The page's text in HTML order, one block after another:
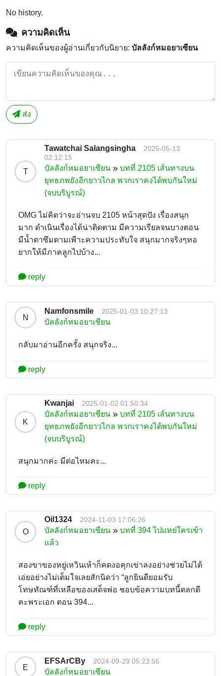
No history.
ความคิดเห็น
ความคิดเห็นของผู้อ่านเกี่ยวกับนิยาย: บัลลังก์หมอยาเซียน
ส่ง
T
Tawatchai Salangsingha
2025-05-13
02:12:15
บัลลังก์หมอยาเซียน
บทที่ 2105 เส้นทางบน
ยุทธภพยังอีกยาวไกล พวกเราคงได้พบกันใหม่
(จบบริบูรณ์)
OMG ไม่คิดว่าจะอ่านจบ 2105 หน้าสุดปัง เรื่องสนุก
มาก ดำเนินเรื่องได้น่าติดตาม มีความเรียลจนบางตอน
มีน้ำตาซึมตามเพีาะความประทับใจ สนุกมากจริงๆทอ
ยากให้มีภาคลูกไปบ้าง...
reply
N
Namfonsmile 2025-01-03 10:27:13
บัลลังก์หมอยาเซียน
กลับมาอ่านอีกครั้ง สนุกจริง...
reply
K
Kwanjai 2025-01-02 01:50:34
บัลลังก์หมอยาเซียน
บทที่ 2105 เส้นทางบน
ยุทธภพยังอีกยาวไกล พวกเราคงได้พบกันใหม่
(จบบริบูรณ์)
สนุกมากค่ะ มีต่อไหมคะ...
reply
O
Oil1324 2024-11-03 17:06:26
บัลลังก์หมอยาเซียน
บทที่ 394 ไปแหย่ใครเข้า
แล้ว
สองขาของหยู่เหวินเห้าก็คดงอคุกเข่าลงอย่างช่วยไม่ได้
เอ่ยอย่างไม่เต็มใจเลยสักนิดว่า “ลูกยินดียอมรับ
โทษทัณฑ์ที่เหลือของเสด็จพ่อ ชอบข้อความบทนี้ตลกดี
คะพระเอก ตอน 394...
reply
E
EFSArCBy 2024-09-29 05:23:56
บัลลังก์หมอยาเซียน